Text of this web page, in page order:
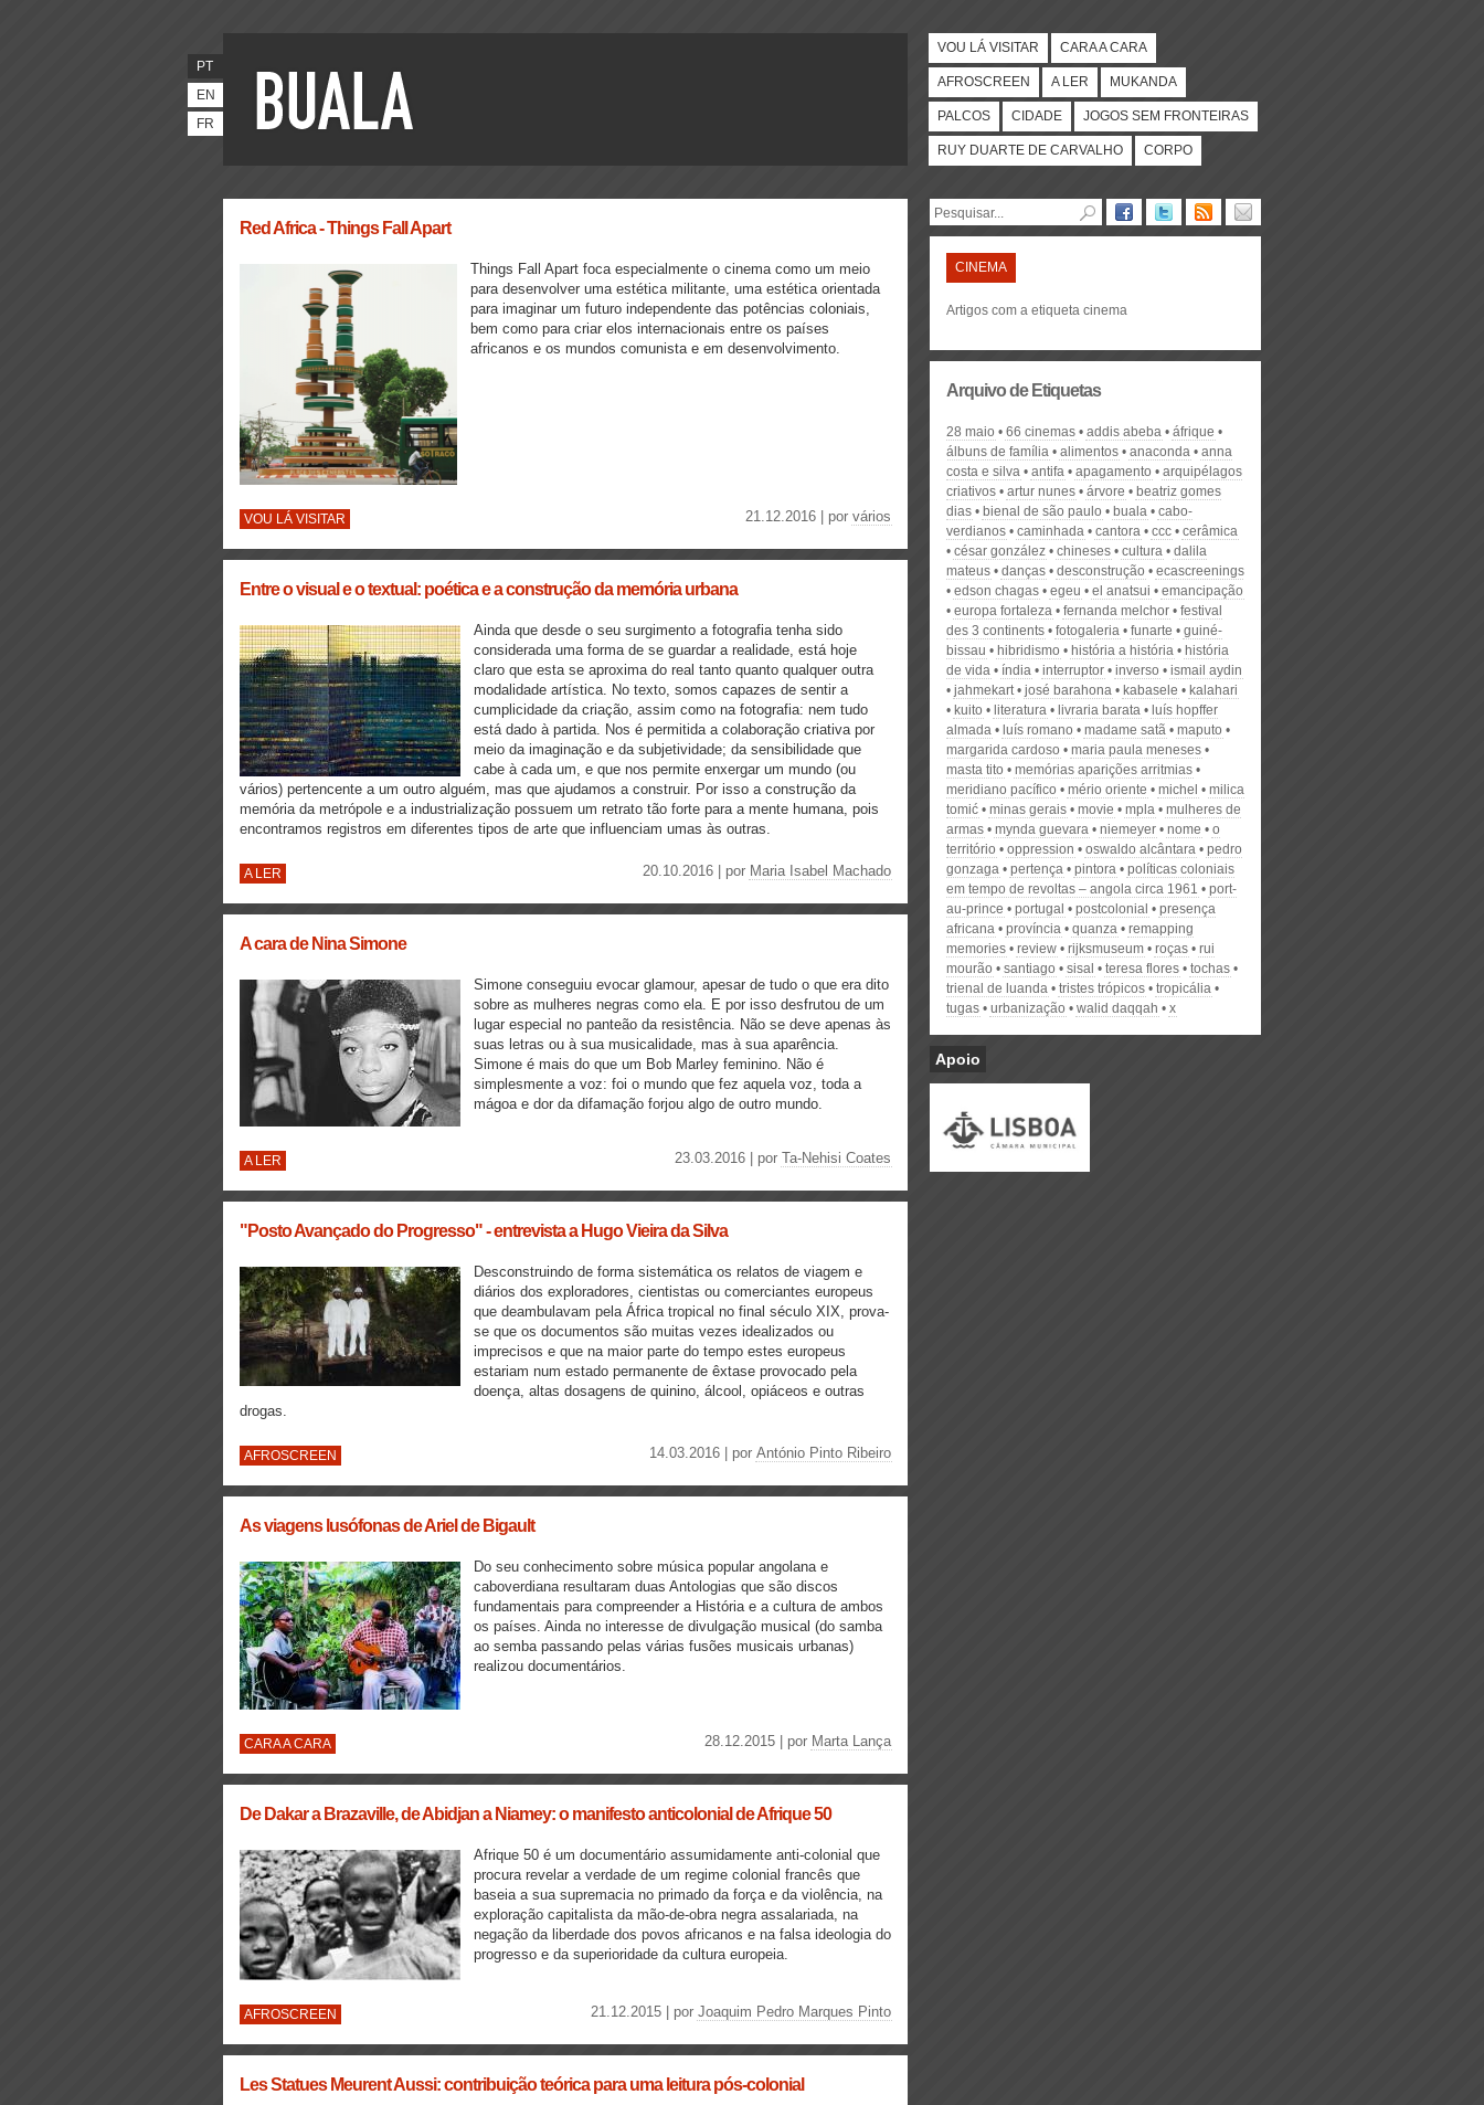
PT
EN
FR
VOU LÁ VISITAR CARA A CARA
AFROSCREEN A LER MUKANDA
PALCOS CIDADE JOGOS SEM FRONTEIRAS
RUY DUARTE DE CARVALHO CORPO
Red Africa - Things Fall Apart
Things Fall Apart foca especialmente o cinema como um meio
para desenvolver uma estética militante, uma estética orientada
para imaginar um futuro independente das potências coloniais,
bem como para criar elos internacionais entre os países
africanos e os mundos comunista e em desenvolvimento.
VOU LÁ VISITAR 21.12.2016 | por vários
Entre o visual e o textual: poética e a construção da memória urbana
Ainda que desde o seu surgimento a fotografia tenha sido
considerada uma forma de se guardar a realidade, está hoje
claro que esta se aproxima do real tanto quanto qualquer outra
modalidade artística. No texto, somos capazes de sentir a
cumplicidade da criação, assim como na fotografia: nem tudo
está dado à partida. Nos é permitida a colaboração criativa por
meio da imaginação e da subjetividade; da sensibilidade que
cabe à cada um, e que nos permite enxergar um mundo (ou
vários) pertencente a um outro alguém, mas que ajudamos a construir. Por isso a construção da
memória da metrópole e a industrialização possuem um retrato tão forte para a mente humana, pois
encontramos registros em diferentes tipos de arte que influenciam umas às outras.
A LER 20.10.2016 | por Maria Isabel Machado
A cara de Nina Simone
Simone conseguiu evocar glamour, apesar de tudo o que era dito
sobre as mulheres negras como ela. E por isso desfrutou de um
lugar especial no panteão da resistência. Não se deve apenas às
suas letras ou à sua musicalidade, mas à sua aparência.
Simone é mais do que um Bob Marley feminino. Não é
simplesmente a voz: foi o mundo que fez aquela voz, toda a
mágoa e dor da difamação forjou algo de outro mundo.
A LER 23.03.2016 | por Ta-Nehisi Coates
"Posto Avançado do Progresso" - entrevista a Hugo Vieira da Silva
Desconstruindo de forma sistemática os relatos de viagem e
diários dos exploradores, cientistas ou comerciantes europeus
que deambulavam pela África tropical no final século XIX, prova-
se que os documentos são muitas vezes idealizados ou
imprecisos e que na maior parte do tempo estes europeus
estariam num estado permanente de êxtase provocado pela
doença, altas dosagens de quinino, álcool, opiáceos e outras
drogas.
AFROSCREEN 14.03.2016 | por António Pinto Ribeiro
As viagens lusófonas de Ariel de Bigault
Do seu conhecimento sobre música popular angolana e
caboverdiana resultaram duas Antologias que são discos
fundamentais para compreender a História e a cultura de ambos
os países. Ainda no interesse de divulgação musical (do samba
ao semba passando pelas várias fusões musicais urbanas)
realizou documentários.
CARA A CARA 28.12.2015 | por Marta Lança
De Dakar a Brazaville, de Abidjan a Niamey: o manifesto anticolonial de Afrique 50
Afrique 50 é um documentário assumidamente anti-colonial que
procura revelar a verdade de um regime colonial francês que
baseia a sua supremacia no primado da força e da violência, na
exploração capitalista da mão-de-obra negra assalariada, na
negação da liberdade dos povos africanos e na falsa ideologia do
progresso e da superioridade da cultura europeia.
AFROSCREEN 21.12.2015 | por Joaquim Pedro Marques Pinto
Les Statues Meurent Aussi: contribuição teórica para uma leitura pós-colonial
CINEMA
Artigos com a etiqueta cinema
Arquivo de Etiquetas
28 maio 66 cinemas addis abeba
áfrique
álbuns de família
alimentos anaconda
anna
costa e silva
antifa apagamento
arquipélagos
criativos
artur nunes árvore
beatriz gomes
dias
bienal de são paulo buala
cabo-
verdianos
caminhada cantora ccc
cerâmica
césar gonzález
chineses cultura
dalila
mateus
danças desconstrução
ecascreenings
edson chagas
egeu el anatsui
emancipação
europa fortaleza
fernanda melchor
festival
des 3 continents
fotogaleria funarte
guiné-
bissau
hibridismo história a história
história
de vida
índia interruptor inverso
ismail aydin
jahmekart
josé barahona kabasele
kalahari
kuito
literatura livraria barata
luís hopffer
almada
luís romano madame satã
maputo
margarida cardoso
maria paula meneses
masta tito
memórias aparições arritmias
meridiano pacífico
mério oriente michel
milica
tomić
minas gerais movie mpla
mulheres de
armas
mynda guevara niemeyer nome
o
território
oppression oswaldo alcântara
pedro
gonzaga
pertença pintora
políticas coloniais
em tempo de revoltas – angola circa 1961
port-
au-prince
portugal postcolonial
presença
africana
província quanza
remapping
memories
review rijksmuseum roças
rui
mourão
santiago sisal teresa flores
tochas
trienal de luanda
tristes trópicos
tropicália
tugas
urbanização walid daqqah x
Apoio